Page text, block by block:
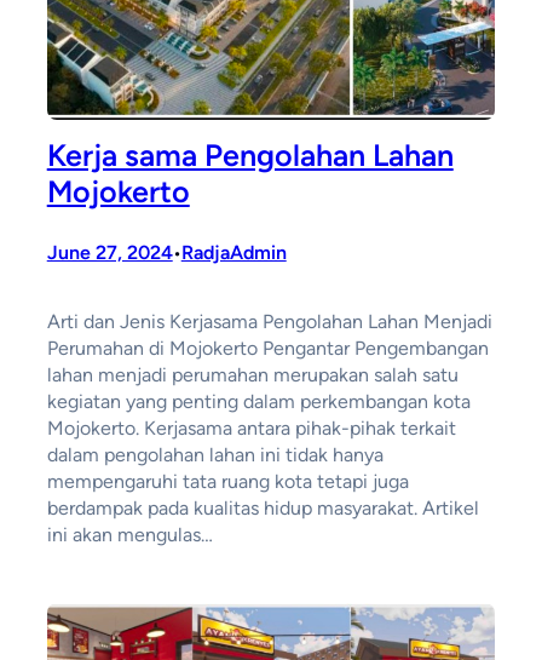
Kerja sama Pengolahan Lahan
Mojokerto
June 27, 2024•RadjaAdmin
Arti dan Jenis Kerjasama Pengolahan Lahan Menjadi
Perumahan di Mojokerto Pengantar Pengembangan
lahan menjadi perumahan merupakan salah satu
kegiatan yang penting dalam perkembangan kota
Mojokerto. Kerjasama antara pihak-pihak terkait
dalam pengolahan lahan ini tidak hanya
mempengaruhi tata ruang kota tetapi juga
berdampak pada kualitas hidup masyarakat. Artikel
ini akan mengulas…